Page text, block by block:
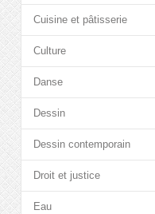
Cuisine et pâtisserie
Culture
Danse
Dessin
Dessin contemporain
Droit et justice
Eau